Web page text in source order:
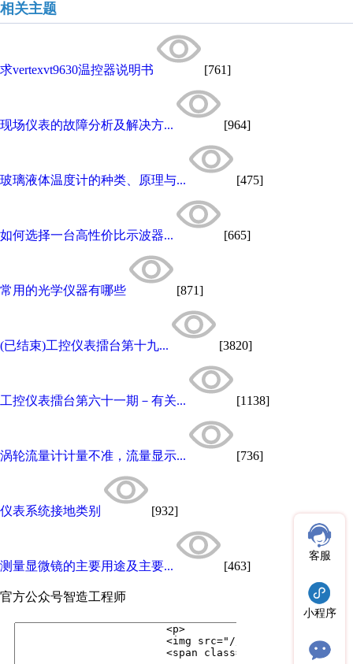
相关主题
求vertexvt9630温控器说明书 [761]
现场仪表的故障分析及解决方... [964]
玻璃液体温度计的种类、原理与... [475]
如何选择一台高性价比示波器... [665]
常用的光学仪器有哪些 [871]
(已结束)工控仪表擂台第十九... [3820]
工控仪表擂台第六十一期－有关... [1138]
涡轮流量计计量不准，流量显示... [736]
仪表系统接地类别 [932]
测量显微镜的主要用途及主要... [463]
官方公众号智造工程师
客服
小程序